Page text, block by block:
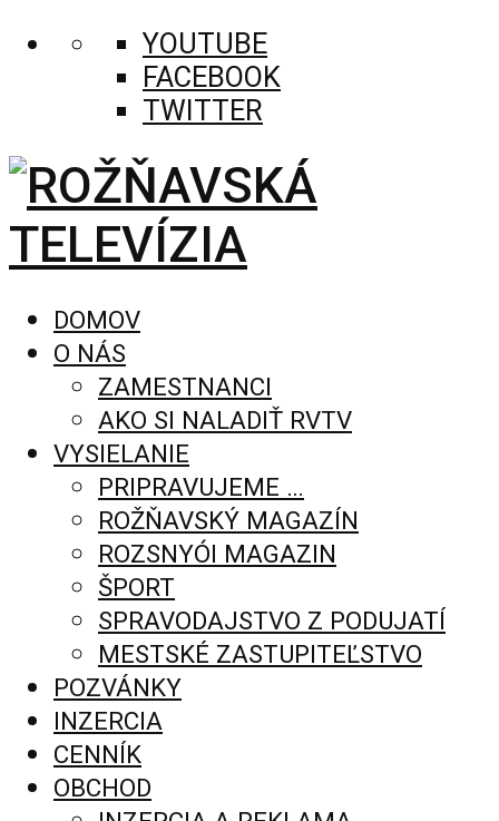
YOUTUBE
FACEBOOK
TWITTER
DOMOV
O NÁS
ZAMESTNANCI
AKO SI NALADIŤ RVTV
VYSIELANIE
PRIPRAVUJEME …
ROŽŇAVSKÝ MAGAZÍN
ROZSNYÓI MAGAZIN
ŠPORT
SPRAVODAJSTVO Z PODUJATÍ
MESTSKÉ ZASTUPITEĽSTVO
POZVÁNKY
INZERCIA
CENNÍK
OBCHOD